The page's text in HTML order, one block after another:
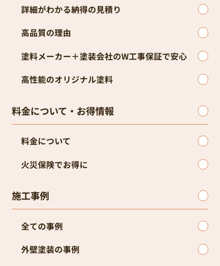
詳細がわかる納得の見積り
高品質の理由
塗料メーカー＋塗装会社のW工事保証で安心
高性能のオリジナル塗料
料金について・お得情報
料金について
火災保険でお得に
施工事例
全ての事例
外壁塗装の事例